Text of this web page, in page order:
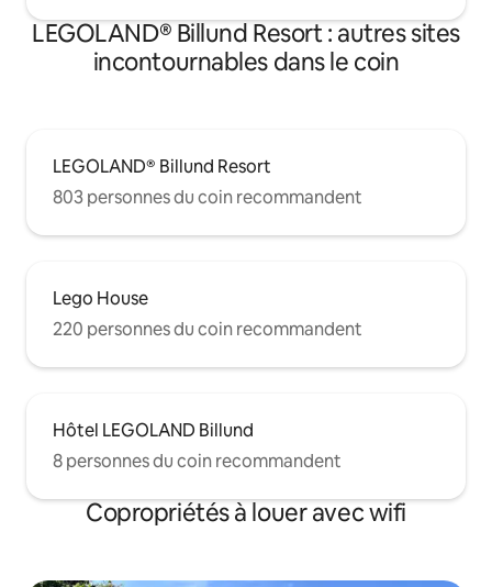
LEGOLAND® Billund Resort : autres sites
incontournables dans le coin
LEGOLAND® Billund Resort
803 personnes du coin recommandent
Lego House
220 personnes du coin recommandent
Hôtel LEGOLAND Billund
8 personnes du coin recommandent
Copropriétés à louer avec wifi